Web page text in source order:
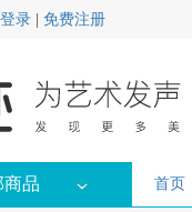
登录 免费注册
商品 首页